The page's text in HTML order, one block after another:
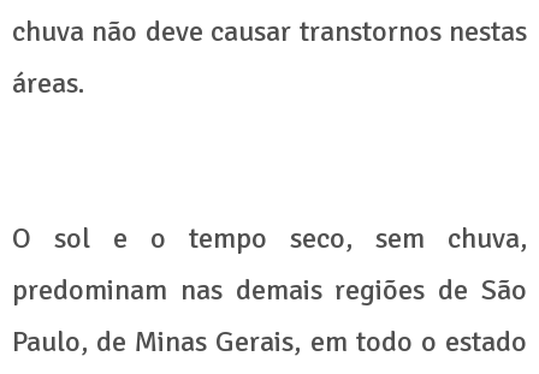
chuva não deve causar transtornos nestas
áreas.
O sol e o tempo seco, sem chuva,
predominam nas demais regiões de São
Paulo, de Minas Gerais, em todo o estado